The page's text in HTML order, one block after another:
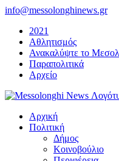
Μετάβαση
περιεχόμενο
info@messolonghinews.gr
2021
Αθλητισμός
Ανακαλύψτε το
Παραπολιτικά
Αρχείο
Αρχική
Πολιτική
Δήμος
Κοινοβούλιο